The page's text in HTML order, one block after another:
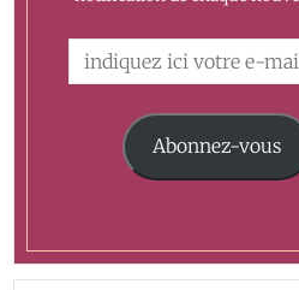
Abonnez-vous